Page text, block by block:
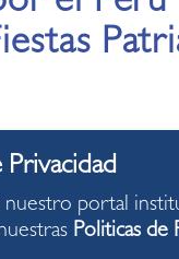
nuestro portal
Politicas de